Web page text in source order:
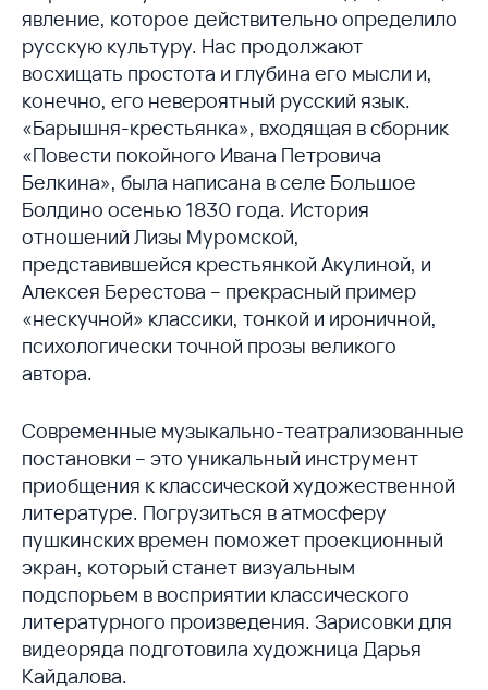
явление, которое действительно определило
русскую культуру. Нас продолжают
восхищать простота и глубина его мысли и,
конечно, его невероятный русский язык.
«Барышня-крестьянка», входящая в сборник
«Повести покойного Ивана Петровича
Белкина», была написана в селе Большое
Болдино осенью 1830 года. История
отношений Лизы Муромской,
представившейся крестьянкой Акулиной, и
Алексея Берестова – прекрасный пример
«нескучной» классики, тонкой и ироничной,
психологически точной прозы великого
автора.
Современные музыкально-театрализованные
постановки – это уникальный инструмент
приобщения к классической художественной
литературе. Погрузиться в атмосферу
пушкинских времен поможет проекционный
экран, который станет визуальным
подспорьем в восприятии классического
литературного произведения. Зарисовки для
видеоряда подготовила художница Дарья
Кайдалова.